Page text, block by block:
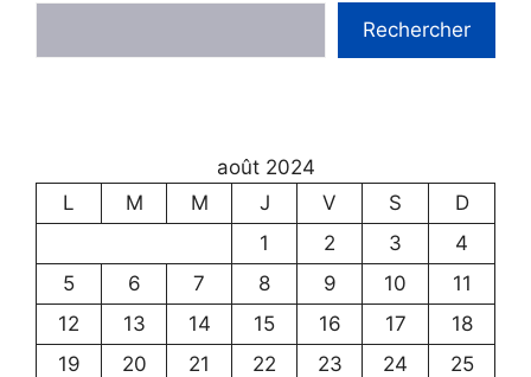
Rechercher
août 2024
L
M M J V S
D
1
2 3
4
5
6 7 8 9 10
11
12
13 14 15 16 17
18
19
20 21 22 23 24
25